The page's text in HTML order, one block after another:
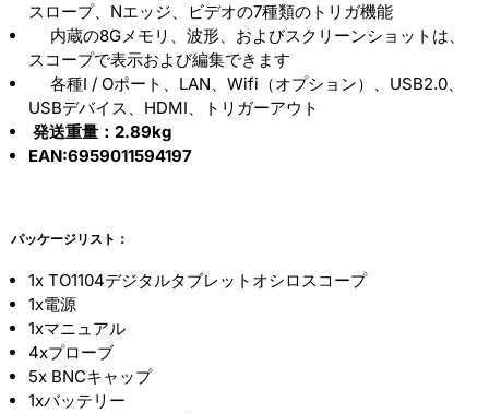
スロープ、Nエッジ、ビデオの7種類のトリガ機能
内蔵の8Gメモリ、波形、およびスクリーンショットは、
スコープで表示および編集できます
各種I / Oポート、LAN、Wifi（オプション）、USB2.0、
USBデバイス、HDMI、トリガーアウト
発送重量：2.89kg
EAN:6959011594197
パッケージリスト：
1x TO1104デジタルタブレットオシロスコープ
1x電源
1xマニュアル
4xプローブ
5x BNCキャップ
1xバッテリー